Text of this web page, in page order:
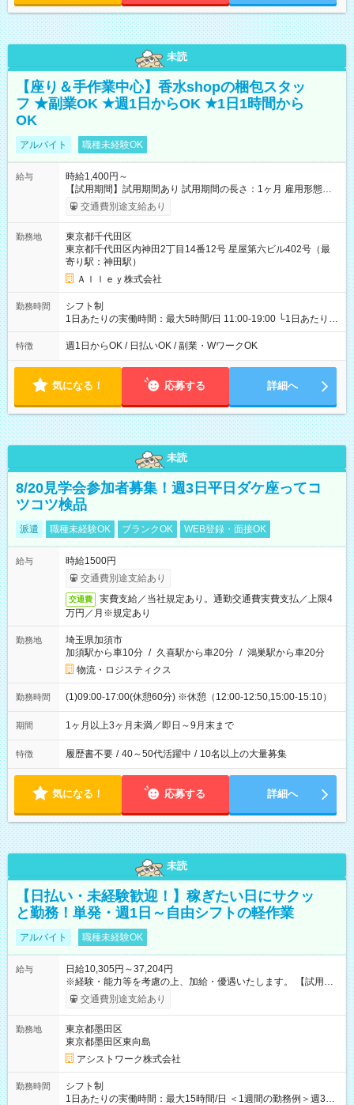
未読
【座り＆手作業中心】香水shopの梱包スタッ
フ ★副業OK ★週1日からOK ★1日1時間から
OK
アルバイト 職種未経験OK
給与
時給1,400円～
【試用期間】試用期間あり 試用期間の長さ：1ヶ月 雇用形態、
給与は本採用時と同じです。
交通費別途支給あり
勤務地
東京都千代田区
東京都千代田区内神田2丁目14番12号 星屋第六ビル402号（最
寄り駅：神田駅）
Ａｌｌｅｙ株式会社
勤務時間
シフト制
1日あたりの実働時間：最大5時間/日 11:00-19:00 └1日あたりの
実働時間：1-5時間 └上記の時間帯内であれば、いつでも勤務可
能！ └平日・土曜日の中で、お好きな曜日でご勤務いただけま
18:00 などのように、自由な働き方が可能なお仕事です！
特徴 週1日からOK / 日払いOK / 副業・WワークOK
気になる！ 応募する 詳細へ
未読
8/20見学会参加者募集！週3日平日ダケ座ってコ
ツコツ検品
派遣 職種未経験OK ブランクOK WEB登録・面接OK
給与
時給1500円
交通費別途支給あり
交通費
実費支給／当社規定あり。通勤交通費実費支払／上限4
万円／月※規定あり
勤務地
埼玉県加須市
加須駅から車10分 / 久喜駅から車20分 / 鴻巣駅から車20分
物流・ロジスティクス
勤務時間 (1)09:00-17:00(休憩60分) ※休憩（12:00-12:50,15:00-15:10）
期間 1ヶ月以上3ヶ月未満／即日～9月末まで
特徴 履歴書不要 / 40～50代活躍中 / 10名以上の大量募集
気になる！ 応募する 詳細へ
未読
【日払い・未経験歓迎！】稼ぎたい日にサクッ
と勤務！単発・週1日～自由シフトの軽作業
アルバイト 職種未経験OK
給与
日給10,305円～37,204円
※経験・能力等を考慮の上、加給・優遇いたします。 【試用期
間】試用期間なし
交通費別途支給あり
勤務地
東京都墨田区
東京都墨田区東向島
アシストワーク株式会社
勤務時間
シフト制
1日あたりの実働時間：最大15時間/日 ＜1週間の勤務例＞週3回